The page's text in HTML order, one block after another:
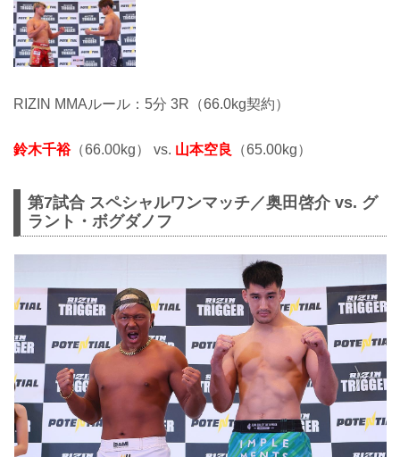
RIZIN MMAルール：5分 3R（66.0kg契約）
鈴木千裕（66.00kg） vs. 山本空良 （65.00kg）
第7試合 スペシャルワンマッチ／奥田啓介 vs. グ
ラント・ボグダノフ